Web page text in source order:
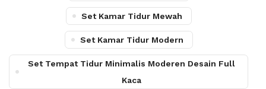
Set Kamar Tidur Mewah
Set Kamar Tidur Modern
Set Tempat Tidur Minimalis Moderen Desain Full
Kaca